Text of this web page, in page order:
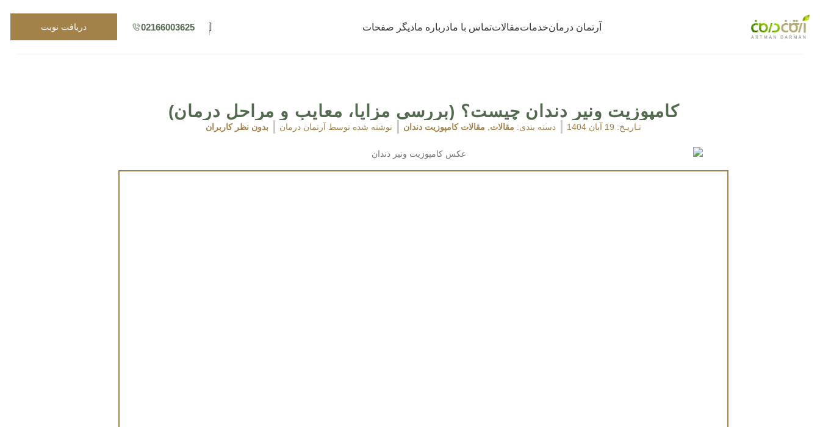
آرتمان درمانخدماتمقالاتتماس با مادرباره مادیگر صفحات 02166003625 دریافت نوبت
کامپوزیت ونیر دندان چیست؟ (بررسی مزایا، معایب و مراحل درمان)
تـاریـخ: 19 آبان 1404 دسته بندی: مقالات مقالات کامپوزیت دندان نوشته شده توسط آرتمان درمان بدون نظر کاربران